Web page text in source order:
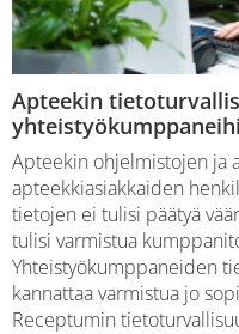
Apteekin
Apteekin ohjelmistojen ja
apteekkiasiakkaiden
tietojen ei tulisi päätyä
tulisi varmistua
Yhteistyökumppaneiden
kannattaa varmistua jo
Receptumin